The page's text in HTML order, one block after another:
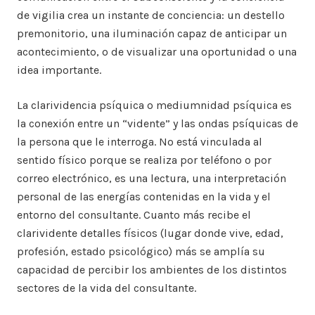
de vigilia crea un instante de conciencia: un destello
premonitorio, una iluminación capaz de anticipar un
acontecimiento, o de visualizar una oportunidad o una
idea importante.
La clarividencia psíquica o mediumnidad psíquica es
la conexión entre un “vidente” y las ondas psíquicas de
la persona que le interroga. No está vinculada al
sentido físico porque se realiza por teléfono o por
correo electrónico, es una lectura, una interpretación
personal de las energías contenidas en la vida y el
entorno del consultante. Cuanto más recibe el
clarividente detalles físicos (lugar donde vive, edad,
profesión, estado psicológico) más se amplía su
capacidad de percibir los ambientes de los distintos
sectores de la vida del consultante.